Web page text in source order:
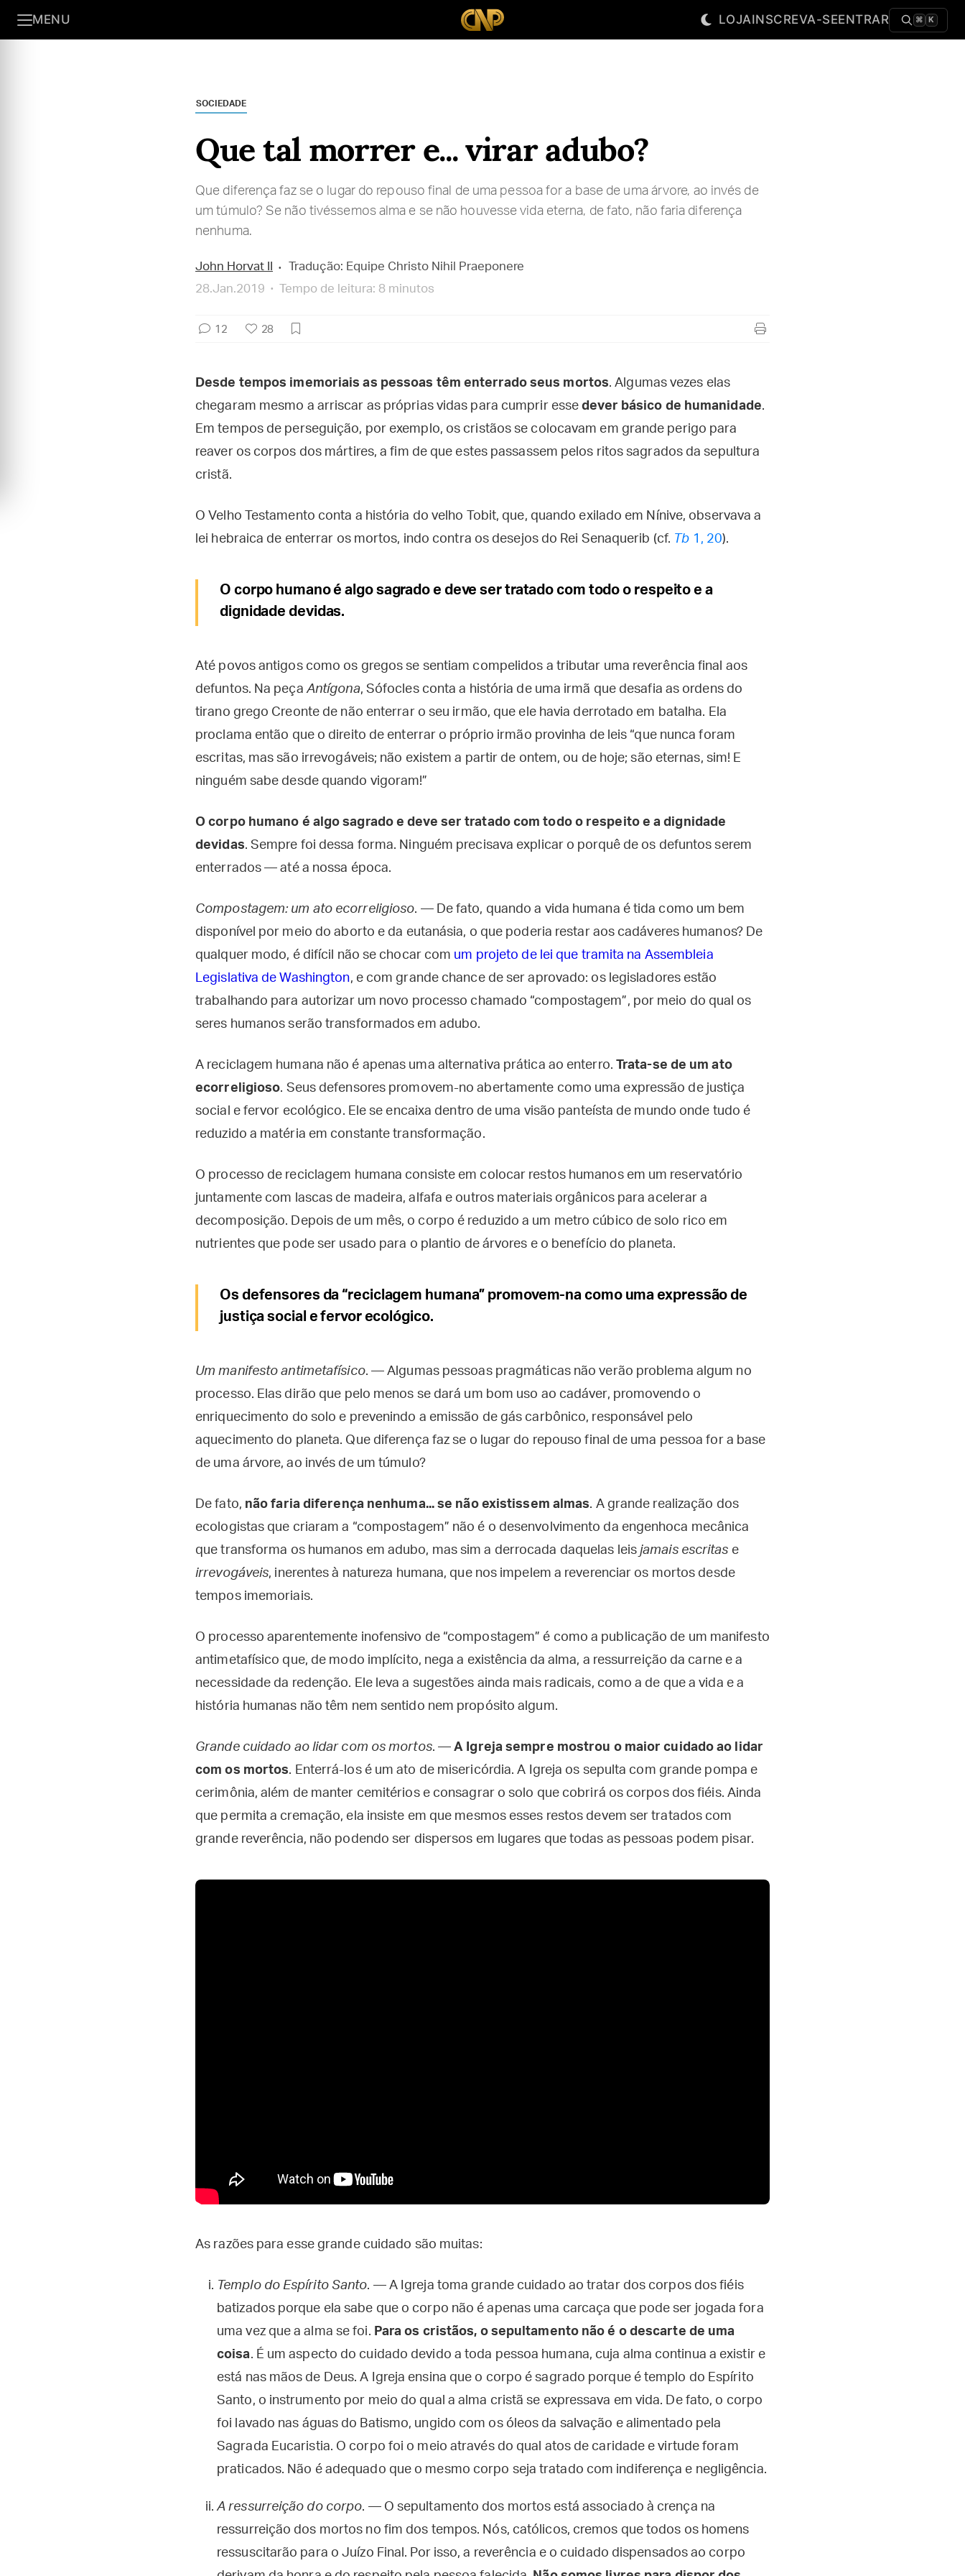
MENU LOJAINSCREVA-SEENTRAR ⌘ K
SOCIEDADE
Que tal morrer e... virar adubo?
Que diferença faz se o lugar do repouso final de uma pessoa for a base de uma árvore, ao invés de
um túmulo? Se não tivéssemos alma e se não houvesse vida eterna, de fato, não faria diferença
nenhuma.
John Horvat II
Tradução: Equipe Christo Nihil Praeponere
28.Jan.2019
Tempo de leitura: 8 minutos
12 28
Desde tempos imemoriais as pessoas têm enterrado seus mortos. Algumas vezes elas
chegaram mesmo a arriscar as próprias vidas para cumprir essedever básico de humanidade.
Em tempos de perseguição, por exemplo, os cristãos se colocavam em grande perigo para
reaver os corpos dos mártires, a fim de que estes passassem pelos ritos sagrados da sepultura
cristã.
O Velho Testamento conta a história do velho Tobit, que, quando exilado em Nínive, observava a
lei hebraica de enterrar os mortos, indo contra os desejos do Rei Senaquerib (cf. Tb 1, 20).
O corpo humano é algo sagrado e deve ser tratado com todo o respeito e a
dignidade devidas.
Até povos antigos como os gregos se sentiam compelidos a tributar uma reverência final aos
defuntos. Na peçaAntígona, Sófocles conta a história de uma irmã que desafia as ordens do
tirano grego Creonte de não enterrar o seu irmão, que ele havia derrotado em batalha. Ela
proclama então que o direito de enterrar o próprio irmão provinha de leis “que nunca foram
escritas, mas são irrevogáveis; não existem a partir de ontem, ou de hoje; são eternas, sim! E
ninguém sabe desde quando vigoram!”
O corpo humano é algo sagrado e deve ser tratado com todo o respeito e a dignidade
devidas. Sempre foi dessa forma. Ninguém precisava explicar o porquê de os defuntos serem
enterrados — até a nossa época.
Compostagem: um ato ecorreligioso. — De fato, quando a vida humana é tida como um bem
disponível por meio do aborto e da eutanásia, o que poderia restar aos cadáveres humanos? De
qualquer modo, é difícil não se chocar com um projeto de lei que tramita na Assembleia
Legislativa de Washington, e com grande chance de ser aprovado: os legisladores estão
trabalhando para autorizar um novo processo chamado “compostagem”, por meio do qual os
seres humanos serão transformados em adubo.
A reciclagem humana não é apenas uma alternativa prática ao enterro. Trata-se de um ato
ecorreligioso. Seus defensores promovem-no abertamente como uma expressão de justiça
social e fervor ecológico. Ele se encaixa dentro de uma visão panteísta de mundo onde tudo é
reduzido a matéria em constante transformação.
O processo de reciclagem humana consiste em colocar restos humanos em um reservatório
juntamente com lascas de madeira, alfafa e outros materiais orgânicos para acelerar a
decomposição. Depois de um mês, o corpo é reduzido a um metro cúbico de solo rico em
nutrientes que pode ser usado para o plantio de árvores e o benefício do planeta.
Os defensores da “reciclagem humana” promovem-na como uma expressão de
justiça social e fervor ecológico.
Um manifesto antimetafísico. — Algumas pessoas pragmáticas não verão problema algum no
processo. Elas dirão que pelo menos se dará um bom uso ao cadáver, promovendo o
enriquecimento do solo e prevenindo a emissão de gás carbônico, responsável pelo
aquecimento do planeta. Que diferença faz se o lugar do repouso final de uma pessoa for a base
de uma árvore, ao invés de um túmulo?
De fato, não faria diferença nenhuma... se não existissem almas. A grande realização dos
ecologistas que criaram a “compostagem” não é o desenvolvimento da engenhoca mecânica
que transforma os humanos em adubo, mas sim a derrocada daquelas leis jamais escritas e
irrevogáveis, inerentes à natureza humana, que nos impelem a reverenciar os mortos desde
tempos imemoriais.
O processo aparentemente inofensivo de “compostagem” é como a publicação de um manifesto
antimetafísico que, de modo implícito, nega a existência da alma, a ressurreição da carne e a
necessidade da redenção. Ele leva a sugestões ainda mais radicais, como a de que a vida e a
história humanas não têm nem sentido nem propósito algum.
Grande cuidado ao lidar com os mortos. —A Igreja sempre mostrou o maior cuidado ao lidar
com os mortos. Enterrá-los é um ato de misericórdia. A Igreja os sepulta com grande pompa e
cerimônia, além de manter cemitérios e consagrar o solo que cobrirá os corpos dos fiéis. Ainda
que permita a cremação, ela insiste em que mesmos esses restos devem ser tratados com
grande reverência, não podendo ser dispersos em lugares que todas as pessoas podem pisar.
As razões para esse grande cuidado são muitas:
Templo do Espírito Santo. — A Igreja toma grande cuidado ao tratar dos corpos dos fiéis
batizados porque ela sabe que o corpo não é apenas uma carcaça que pode ser jogada fora
uma vez que a alma se foi. Para os cristãos, o sepultamento não é o descarte de uma
coisa. É um aspecto do cuidado devido a toda pessoa humana, cuja alma continua a existir e
está nas mãos de Deus. A Igreja ensina que o corpo é sagrado porque é templo do Espírito
Santo, o instrumento por meio do qual a alma cristã se expressava em vida. De fato, o corpo
foi lavado nas águas do Batismo, ungido com os óleos da salvação e alimentado pela
Sagrada Eucaristia. O corpo foi o meio através do qual atos de caridade e virtude foram
praticados. Não é adequado que o mesmo corpo seja tratado com indiferença e negligência.
A ressurreição do corpo. — O sepultamento dos mortos está associado à crença na
ressurreição dos mortos no fim dos tempos. Nós, católicos, cremos que todos os homens
ressuscitarão para o Juízo Final. Por isso, a reverência e o cuidado dispensados ao corpo